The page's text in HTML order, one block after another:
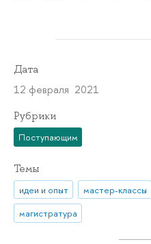
Дата
12 февраля 2021
Рубрики
Поступающим
Темы
идеи и опыт мастер-классы
магистратура